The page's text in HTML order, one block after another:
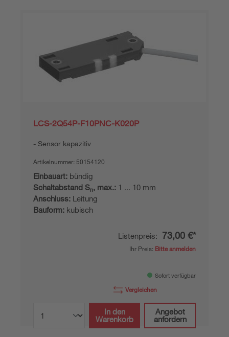
LCS-2Q54P-F10PNC-K020P
Sensor kapazitiv
Artikelnummer: 50154120
Einbauart: bündig
Schaltabstand Sn, max.: 1 ... 10 mm
Anschluss: Leitung
Bauform: kubisch
Listenpreis: 73,00 €*
Ihr Preis: Bitte anmelden
Sofort verfügbar
Vergleichen
In den
Warenkorb
Angebot
anfordern